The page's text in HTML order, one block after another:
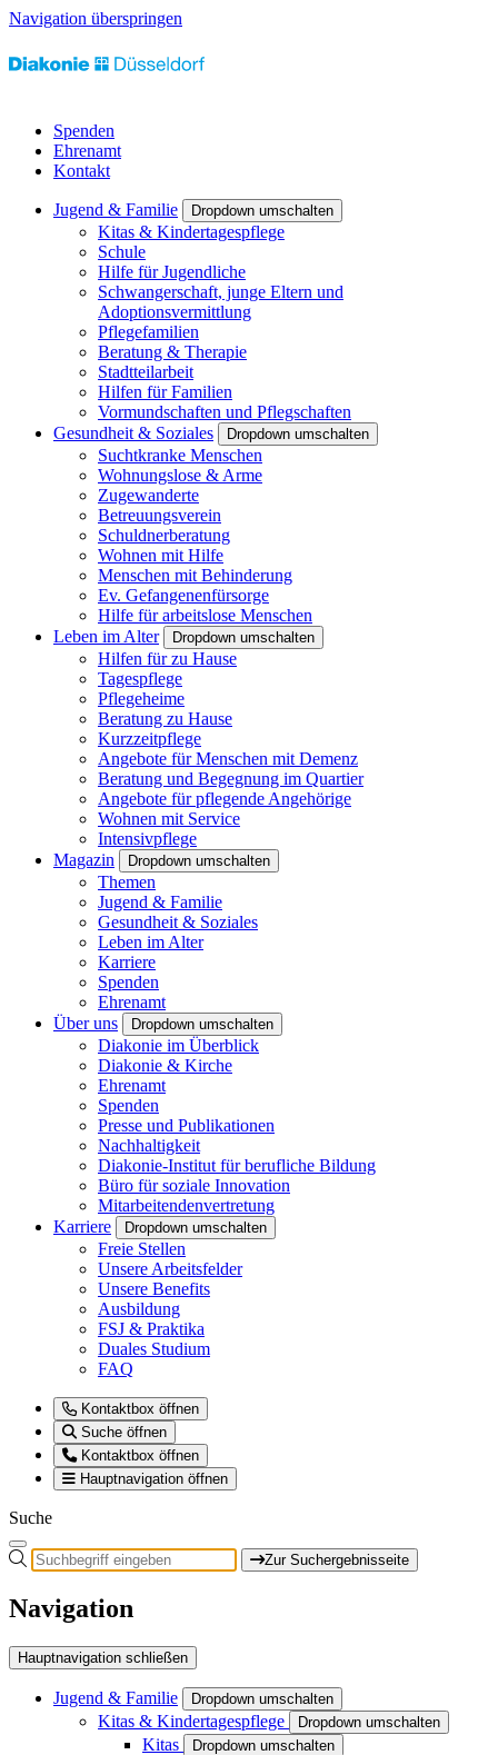
Navigation überspringen
Spenden
Ehrenamt
Kontakt
Jugend & Familie Dropdown umschalten
Kitas & Kindertagespflege
Schule
Hilfe für Jugendliche
Schwangerschaft, junge Eltern und
Adoptionsvermittlung
Pflegefamilien
Beratung & Therapie
Stadtteilarbeit
Hilfen für Familien
Vormundschaften und Pflegschaften
Gesundheit & Soziales
Dropdown umschalten
Suchtkranke Menschen
Wohnungslose & Arme
Zugewanderte
Betreuungsverein
Schuldnerberatung
Wohnen mit Hilfe
Menschen mit Behinderung
Ev. Gefangenenfürsorge
Hilfe für arbeitslose Menschen
Leben im Alter
Dropdown umschalten
Hilfen für zu Hause
Tagespflege
Pflegeheime
Beratung zu Hause
Kurzzeitpflege
Angebote für Menschen mit Demenz
Beratung und Begegnung im Quartier
Angebote für pflegende Angehörige
Wohnen mit Service
Intensivpflege
Magazin
Dropdown umschalten
Themen
Jugend & Familie
Gesundheit & Soziales
Leben im Alter
Karriere
Spenden
Ehrenamt
Über uns
Dropdown umschalten
Diakonie im Überblick
Diakonie & Kirche
Ehrenamt
Spenden
Presse und Publikationen
Nachhaltigkeit
Diakonie-Institut für berufliche Bildung
Büro für soziale Innovation
Mitarbeitendenvertretung
Karriere
Dropdown umschalten
Freie Stellen
Unsere Arbeitsfelder
Unsere Benefits
Ausbildung
FSJ & Praktika
Duales Studium
FAQ
Kontaktbox öffnen
Suche öffnen
Kontaktbox öffnen
Hauptnavigation öffnen
Suche
Zur Suchergebnisseite
Navigation
Hauptnavigation schließen
Jugend & Familie Dropdown umschalten
Kitas & Kindertagespflege Dropdown umschalten
Kitas Dropdown umschalten